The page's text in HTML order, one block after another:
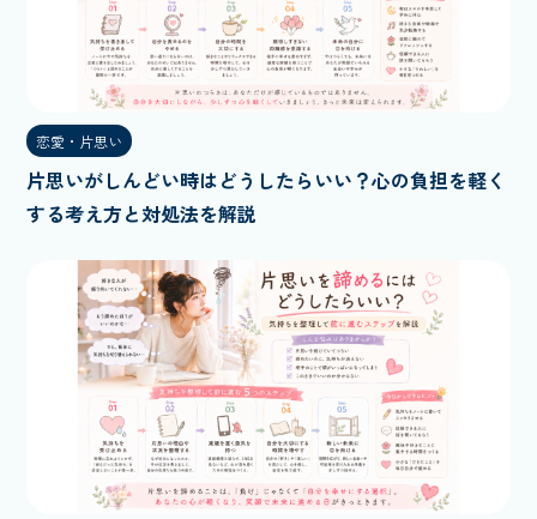
恋愛・片思い
片思いがしんどい時はどうしたらいい？心の負担を軽く
する考え方と対処法を解説